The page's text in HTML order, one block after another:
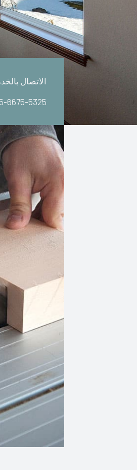
الاتصال
6675-5325